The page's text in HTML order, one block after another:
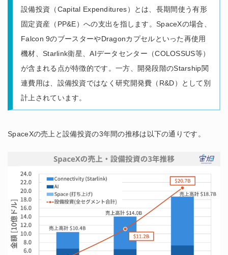
設備投資（Capital Expenditures）とは、長期間使う有形
固定資産（PP&E）への支出を指します。SpaceXの場合、
Falcon 9のブースターやDragonカプセルといった再使用
機材、Starlink衛星、AIデータセンター（COLOSSUS等）
が含まれる点が特徴的です。一方、開発段階のStarship関
連費用は、設備投資ではなく研究開発費（R&D）として別
計上されています。
SpaceXの売上と設備投資の3年間の推移は以下の通りです。